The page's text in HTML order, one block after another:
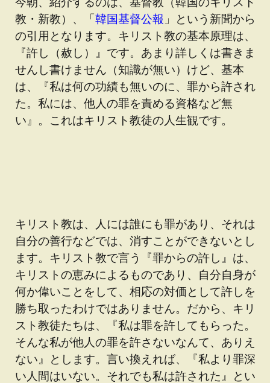
教・新教）、「韓国基督公報 」という新聞から
の引用となります。キリスト教の基本原理は、
『許し（赦し）』です。あまり詳しくは書きま
せんし書けません（知識が無い）けど、基本
は、『私は何の功績も無いのに、罪から許され
た。私には、他人の罪を責める資格など無
い』。これはキリスト教徒の人生観です。
キリスト教は、人には誰にも罪があり、それは
自分の善行などでは、消すことができないとし
ます。キリスト教で言う『罪からの許し』は、
キリストの恵みによるものであり、自分自身が
何か偉いことをして、相応の対価として許しを
勝ち取ったわけではありません。だから、キリ
スト教徒たちは、『私は罪を許してもらった。
そんな私が他人の罪を許さないなんて、ありえ
ない』とします。言い換えれば、『私より罪深
い人間はいない。それでも私は許された』とい